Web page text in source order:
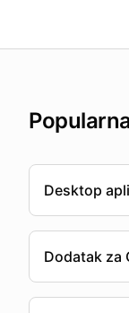
Desktop
Dodatak za